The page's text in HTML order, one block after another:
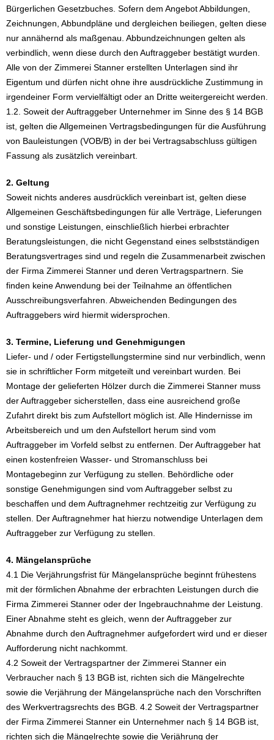
Bürgerlichen Gesetzbuches. Sofern dem Angebot Abbildungen,
Zeichnungen, Abbundpläne und dergleichen beiliegen, gelten diese
nur annähernd als maßgenau. Abbundzeichnungen gelten als
verbindlich, wenn diese durch den Auftraggeber bestätigt wurden.
Alle von der Zimmerei Stanner erstellten Unterlagen sind ihr
Eigentum und dürfen nicht ohne ihre ausdrückliche Zustimmung in
irgendeiner Form vervielfältigt oder an Dritte weitergereicht werden.
1.2. Soweit der Auftraggeber Unternehmer im Sinne des § 14 BGB
ist, gelten die Allgemeinen Vertragsbedingungen für die Ausführung
von Bauleistungen (VOB/B) in der bei Vertragsabschluss gültigen
Fassung als zusätzlich vereinbart.
2. Geltung
Soweit nichts anderes ausdrücklich vereinbart ist, gelten diese
Allgemeinen Geschäftsbedingungen für alle Verträge, Lieferungen
und sonstige Leistungen, einschließlich hierbei erbrachter
Beratungsleistungen, die nicht Gegenstand eines selbstständigen
Beratungsvertrages sind und regeln die Zusammenarbeit zwischen
der Firma Zimmerei Stanner und deren Vertragspartnern. Sie
finden keine Anwendung bei der Teilnahme an öffentlichen
Ausschreibungsverfahren. Abweichenden Bedingungen des
Auftraggebers wird hiermit widersprochen.
3. Termine, Lieferung und Genehmigungen
Liefer- und / oder Fertigstellungstermine sind nur verbindlich, wenn
sie in schriftlicher Form mitgeteilt und vereinbart wurden. Bei
Montage der gelieferten Hölzer durch die Zimmerei Stanner muss
der Auftraggeber sicherstellen, dass eine ausreichend große
Zufahrt direkt bis zum Aufstellort möglich ist. Alle Hindernisse im
Arbeitsbereich und um den Aufstellort herum sind vom
Auftraggeber im Vorfeld selbst zu entfernen. Der Auftraggeber hat
einen kostenfreien Wasser- und Stromanschluss bei
Montagebeginn zur Verfügung zu stellen. Behördliche oder
sonstige Genehmigungen sind vom Auftraggeber selbst zu
beschaffen und dem Auftragnehmer rechtzeitig zur Verfügung zu
stellen. Der Auftragnehmer hat hierzu notwendige Unterlagen dem
Auftraggeber zur Verfügung zu stellen.
4. Mängelansprüche
4.1 Die Verjährungsfrist für Mängelansprüche beginnt frühestens
mit der förmlichen Abnahme der erbrachten Leistungen durch die
Firma Zimmerei Stanner oder der Ingebrauchnahme der Leistung.
Einer Abnahme steht es gleich, wenn der Auftraggeber zur
Abnahme durch den Auftragnehmer aufgefordert wird und er dieser
Aufforderung nicht nachkommt.
4.2 Soweit der Vertragspartner der Zimmerei Stanner ein
Verbraucher nach § 13 BGB ist, richten sich die Mängelrechte
sowie die Verjährung der Mängelansprüche nach den Vorschriften
des Werkvertragsrechts des BGB. 4.2 Soweit der Vertragspartner
der Firma Zimmerei Stanner ein Unternehmer nach § 14 BGB ist,
richten sich die Mängelrechte sowie die Verjährung der